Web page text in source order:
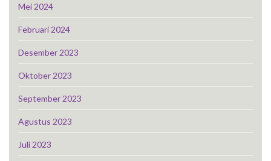
Mei 2024
Februari 2024
Desember 2023
Oktober 2023
September 2023
Agustus 2023
Juli 2023